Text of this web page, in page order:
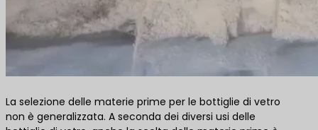
La selezione delle materie prime per le bottiglie di vetro
non è generalizzata. A seconda dei diversi usi delle